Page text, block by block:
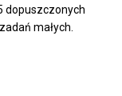
dopuszczonych
małych.